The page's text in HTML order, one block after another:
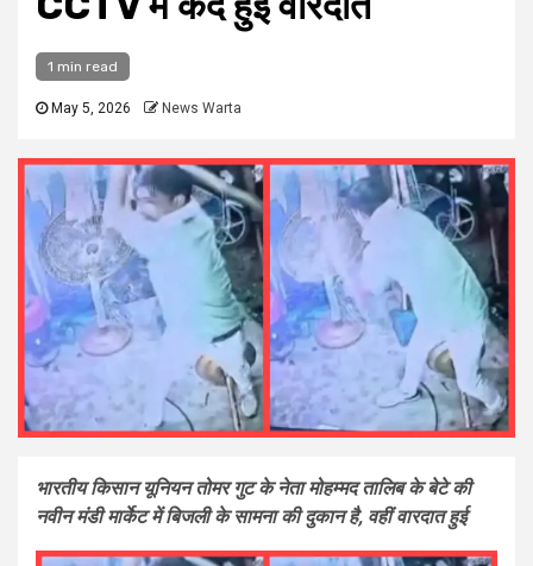
1 min read
May 5, 2026 News Warta
भारतीय किसान यूनियन तोमर गुट के नेता मोहम्मद तालिब के बेटे की
नवीन मंडी मार्केट में बिजली के सामना की दुकान है, वहीं वारदात हुई